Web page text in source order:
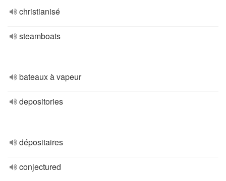
christianisé
steamboats
bateaux à vapeur
depositories
dépositaires
conjectured